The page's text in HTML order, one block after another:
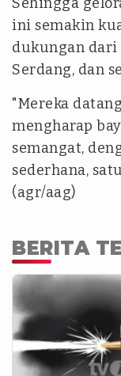
ini semakin
dukungan dari
Serdang, dan
"Mereka
mengharap
semangat,
sederhana,
(agr/aag)
BERITA